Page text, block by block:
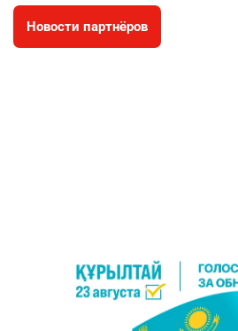
🐏 Скота больше, а мясо
Казахстане продолжают
2768 2
🇫🇷 Клуб ПСЖ объявил об
Новости партнёров